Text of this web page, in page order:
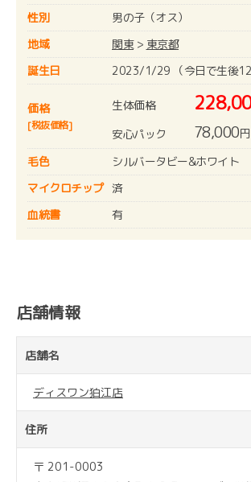
性別
男の子（オス）
地域
関東> 東京都
誕生日
2023/1/29 （今日で生後
価格
[税抜価格]
生体価格
安心パック 78,000円
毛色
シルバータビー&ホワイト
マイクロチップ 済
血統書
有
店舗情報
店舗名
ディスワン狛江店
住所
〒 201-0003